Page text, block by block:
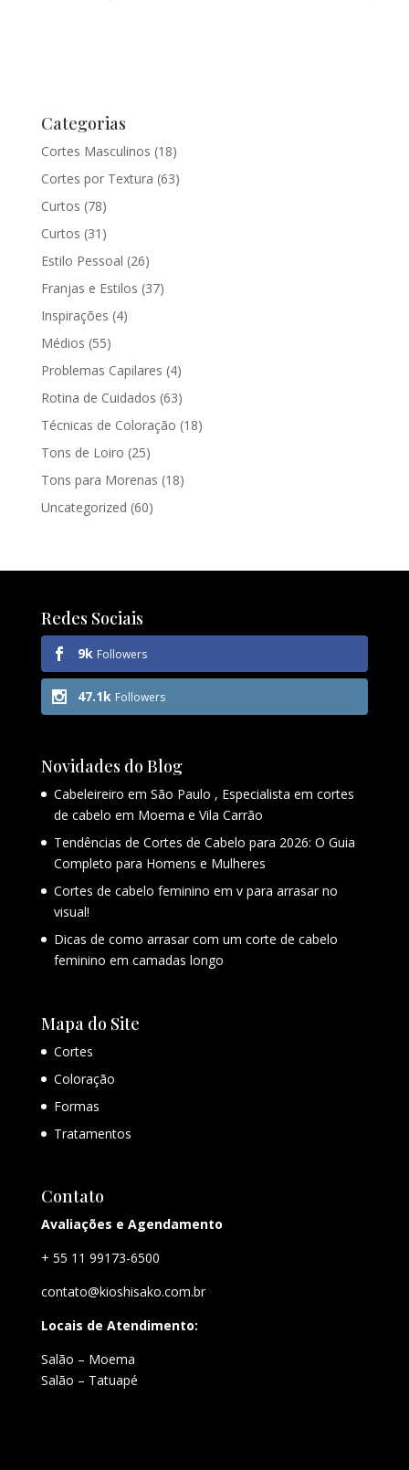
Categorias
Cortes Masculinos (18)
Cortes por Textura (63)
Curtos (78)
Curtos (31)
Estilo Pessoal (26)
Franjas e Estilos (37)
Inspirações (4)
Médios (55)
Problemas Capilares (4)
Rotina de Cuidados (63)
Técnicas de Coloração (18)
Tons de Loiro (25)
Tons para Morenas (18)
Uncategorized (60)
Redes Sociais
9k Followers
47.1k Followers
Novidades do Blog
Cabeleireiro em São Paulo , Especialista em cortes
de cabelo em Moema e Vila Carrão
Tendências de Cortes de Cabelo para 2026: O Guia
Completo para Homens e Mulheres
Cortes de cabelo feminino em v para arrasar no
visual!
Dicas de como arrasar com um corte de cabelo
feminino em camadas longo
Mapa do Site
Cortes
Coloração
Formas
Tratamentos
Contato
Avaliações e Agendamento
+ 55 11 99173-6500
contato@kioshisako.com.br
Locais de Atendimento:
Salão – Moema
Salão – Tatuapé